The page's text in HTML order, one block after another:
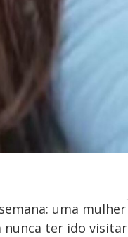
uma mulher
nunca ter ido visitar